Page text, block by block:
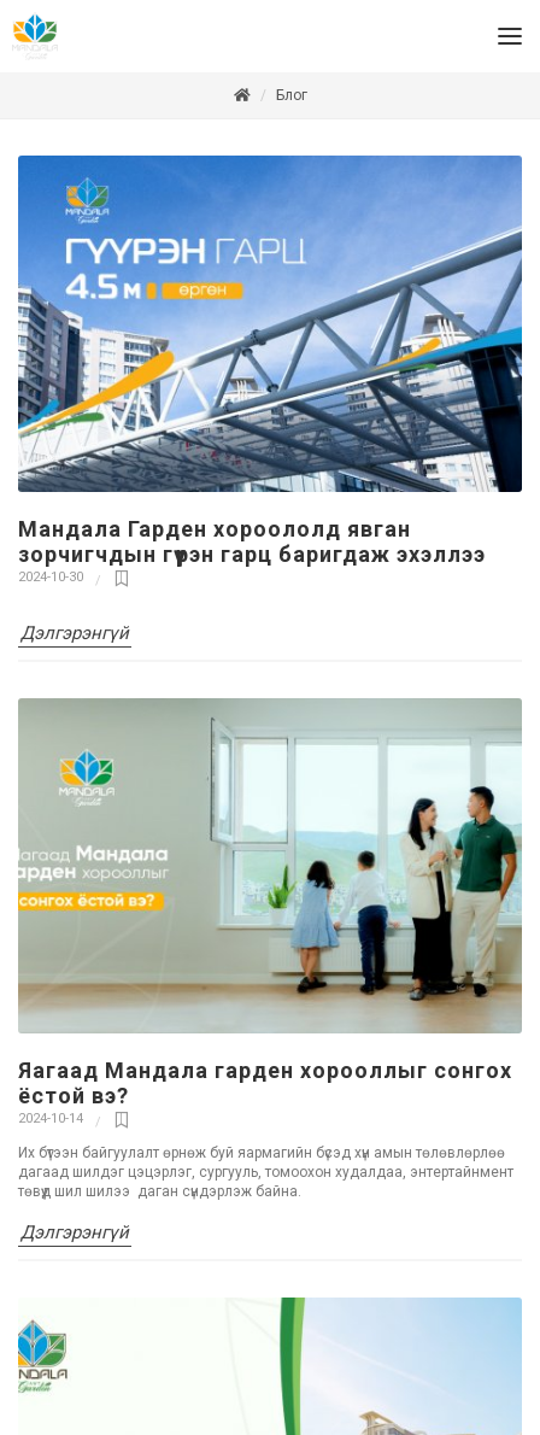
Блог
Мандала Гарден хороололд явган
зорчигчдын гүүрэн гарц баригдаж эхэллээ
2024-10-30
Дэлгэрэнгүй
Яагаад Мандала гарден хорооллыг сонгох
ёстой вэ?
2024-10-14
Их бүтээн байгуулалт өрнөж буй яармагийн бүсэд хүн амын төлөвлөрлөө
дагаад шилдэг цэцэрлэг, сургууль, томоохон худалдаа, энтертайнмент
төвүүд шил шилээ даган сүндэрлэж байна.
Дэлгэрэнгүй